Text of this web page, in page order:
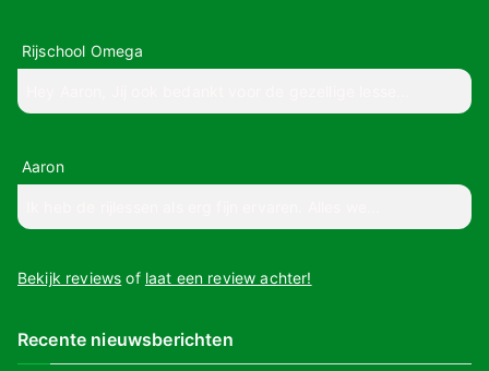
Rijschool Omega
Aaron
Bekijk reviews of laat een review achter!
Recente nieuwsberichten